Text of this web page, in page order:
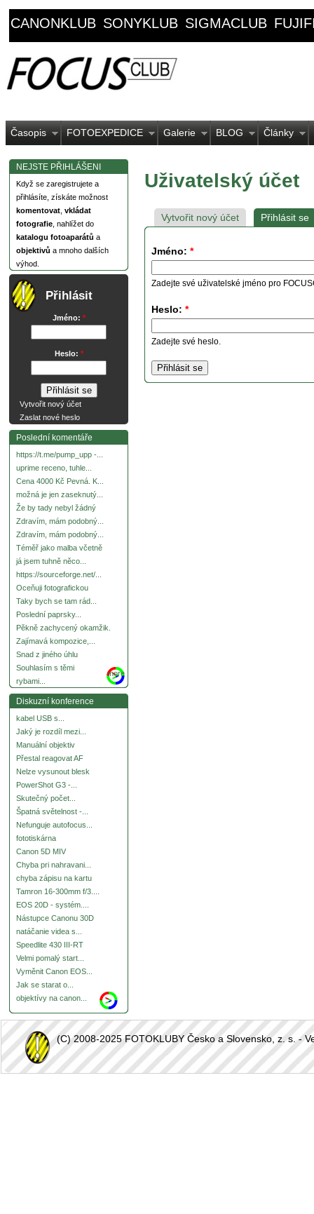
CANONKLUB SONYKLUB SIGMACLUB
Časopis FOTOEXPEDICE Galerie BLOG Články
NEJSTE PŘIHLÁŠENI
Když se zaregistrujete a
přihlásíte, získáte možnost
komentovat vkládat
fotografie , nahlížet do
katalogu fotoaparátů a
objektivů a mnoho dalších
výhod.
Přihlásit
Jméno: *
Heslo: *
Vytvořit nový účet
Zaslat nové heslo
Poslední komentáře
https://t.me/pump_upp -...
uprime receno, tuhle...
Cena 4000 Kč Pevná. K...
možná je jen zaseknutý...
Že by tady nebyl žádný
Zdravím, mám podobný...
Zdravím, mám podobný...
Téměř jako malba včetně
já jsem tuhně něco...
https://sourceforge.net/...
Oceňuji fotografickou
Taky bych se tam rád...
Poslední paprsky...
Pěkně zachycený okamžik.
Zajímavá kompozice,...
Snad z jiného úhlu
Souhlasím s těmi
rybami...
more
Diskuzní konference
kabel USB s...
Jaký je rozdíl mezi...
Manuální objektiv
Přestal reagovat AF
Nelze vysunout blesk
PowerShot G3 -...
Skutečný počet...
Špatná světelnost -...
Nefunguje autofocus...
fototiskárna
Canon 5D MIV
Chyba pri nahravani...
chyba zápisu na kartu
Tamron 16-300mm f/3....
EOS 20D - systém....
Nástupce Canonu 30D
natáčanie videa s...
Speedlite 430 III-RT
Velmi pomalý start...
Vyměnit Canon EOS...
Jak se starat o...
objektívy na canon...
Uživatelský účet
Vytvořit nový účet Přihlásit se
Jméno: *
Zadejte své uživatelské jméno pro
Heslo: *
Zadejte své heslo.
(C) 2008-2025 FOTOKLUBY Česko a Slovensko, z. s. -